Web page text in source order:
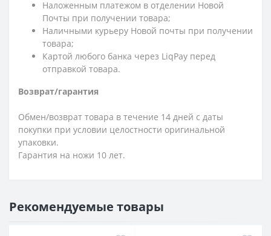
Наложенным платежом в отделении Новой
Почты при получении товара;
Наличными курьеру Новой почты при получении
товара;
Картой любого банка через LiqPay перед
отправкой товара.
Возврат/гарантия
Обмен/возврат товара в течение 14 дней с даты
покупки при условии целостности оригинальной
упаковки.
Гарантия на ножи 10 лет.
Рекомендуемые товары